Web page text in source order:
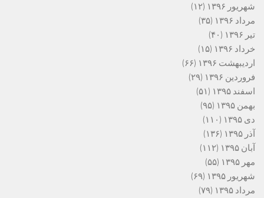
شهریور ۱۳۹۶
(۱۲)
مرداد ۱۳۹۶
(۳۵)
تیر ۱۳۹۶
(۴۰)
خرداد ۱۳۹۶
(۱۵)
اردیبهشت ۱۳۹۶
(۶۶)
فروردین ۱۳۹۶
(۲۹)
اسفند ۱۳۹۵
(۵۱)
بهمن ۱۳۹۵
(۹۵)
دی ۱۳۹۵
(۱۱۰)
آذر ۱۳۹۵
(۱۳۶)
آبان ۱۳۹۵
(۱۱۲)
مهر ۱۳۹۵
(۵۵)
شهریور ۱۳۹۵
(۶۹)
مرداد ۱۳۹۵
(۷۹)